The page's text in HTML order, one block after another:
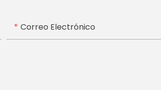
Correo Electrónico